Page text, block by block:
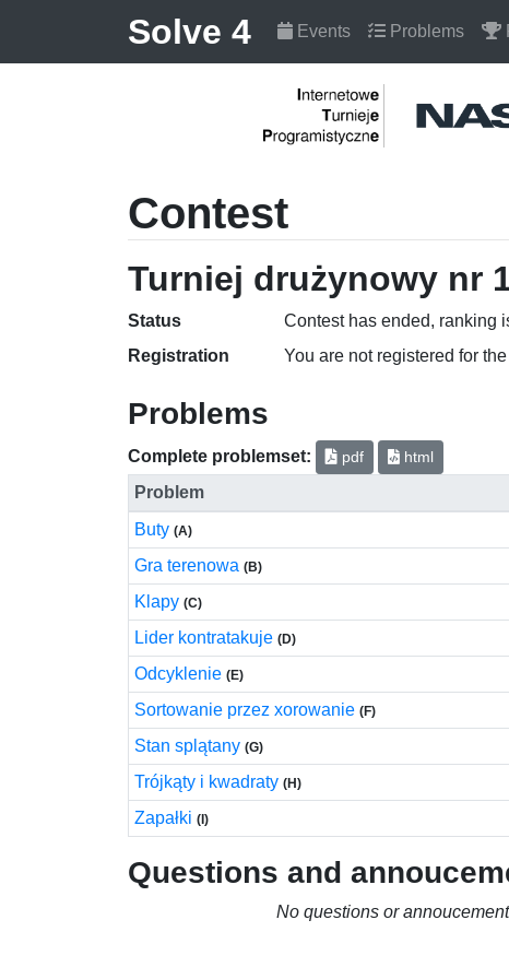
Solve 4 Events Problems
Contest
Turniej drużynowy nr
Status
Contest has ended, ranking
Registration
You are not registered for
Problems
Complete problemset: pdf html
Problem
Buty (A)
Gra terenowa (B)
Klapy (C)
Lider kontratakuje (D)
Odcyklenie (E)
Sortowanie przez xorowanie (F)
Stan splątany (G)
Trójkąty i kwadraty (H)
Zapałki (I)
Questions and
No questions or